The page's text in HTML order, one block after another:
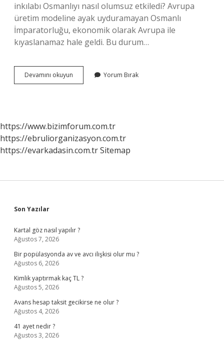
inkılabı Osmanlıyı nasıl olumsuz etkiledi? Avrupa
üretim modeline ayak uyduramayan Osmanlı
İmparatorluğu, ekonomik olarak Avrupa ile
kıyaslanamaz hale geldi. Bu durum…
Devamını okuyun
Inkılabı
Yorum Bırak
https://www.bizimforum.com.tr
https://ebruliorganizasyon.com.tr
https://evarkadasin.com.trSitemap
Sidebar
Son Yazılar
Kartal göz nasıl yapılır ?
Ağustos 7, 2026
Bir popülasyonda av ve avcı ilişkisi olur mu ?
Ağustos 6, 2026
Kimlik yaptırmak kaç TL ?
Ağustos 5, 2026
Avans hesap taksit gecikirse ne olur ?
Ağustos 4, 2026
41 ayet nedir ?
Ağustos 3, 2026